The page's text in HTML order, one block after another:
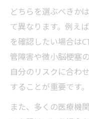
どちらを選ぶべきか
て異なります。例え
を確認したい場合は
管障害や微小脳梗塞
自分のリスクに合わ
することが重要です。
また、多くの医療機